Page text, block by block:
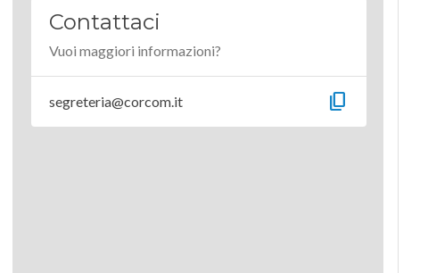
Contattaci
Vuoi maggiori informazioni?
segreteria@corcom.it content_copy